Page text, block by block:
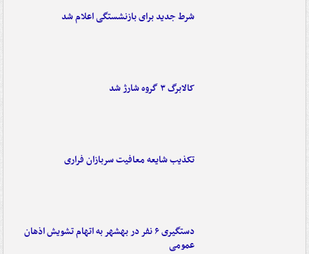
شرط جدید برای بازنشستگی اعلام شد
کالابرگ ۳ گروه شارژ شد
تکذیب شایعه معافیت سربازان فراری
دستگیری ۶ نفر در بهشهر به اتهام تشویش اذهان
عمومی